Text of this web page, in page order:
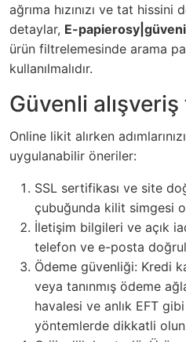
ağrıma hızınızı ve tat
detaylar, E-
ürün filtrelemesinde arama
kullanılmalıdır.
Güvenli alışveriş
Online likit alırken
uygulanabilir öneriler:
SSL sertifikası ve site
çubuğunda kilit simgesi
İletişim bilgileri ve açık
telefon ve e-posta
Ödeme güvenliği: Kredi
veya tanınmış ödeme
havalesi ve anlık EFT
yöntemlerde dikkatli